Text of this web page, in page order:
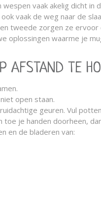
vaak akelig dicht
vaak de weg naar de
tweede zorgen ze
oplossingen waarme je
AFSTAND TE
open staan.
geuren. Vul
je handen doorheen,
en de bladeren van: